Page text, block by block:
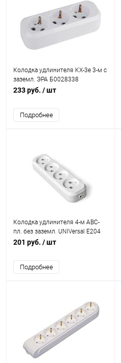
Колодка удлинителя KX-3e 3-м с
зазeмл. ЭРА Б0028338
233 руб. / шт
Подробнее
Колодка удлинителя 4-м АВС-
пл. без заземл. UNIVersal E204
201 руб. / шт
Подробнее